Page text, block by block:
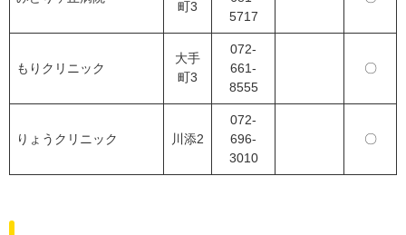
町3
5717
もりクリニック
大手
町3
072-
661-
8555
〇
りょうクリニック 川添2
072-
696-
3010
〇